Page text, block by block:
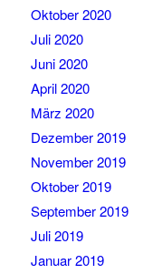
Oktober 2020
Juli 2020
Juni 2020
April 2020
März 2020
Dezember 2019
November 2019
Oktober 2019
September 2019
Juli 2019
Januar 2019